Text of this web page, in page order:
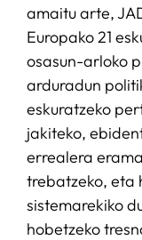
amaitu arte,
Europako 21
osasun-arloko
arduradun
eskuratzeko
jakiteko,
errealera
trebatzeko, eta
sistemarekiko
hobetzeko